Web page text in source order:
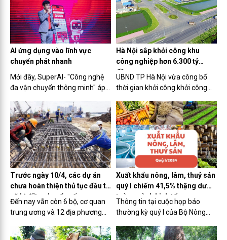
Trung Quốc và phương Tây đã
làm giảm nhu cầu.
nhà đầu tư giảm dần.
AI ứng dụng vào lĩnh vực
chuyển phát nhanh
Mới đây, SuperAI- "Công nghệ
đa vận chuyển thông minh" áp
và phân tích thông tin trên cơ
sở dữ liệu của các đơn vị chuyển
phát nhanh trong nền tảng và
đặc thù của từng đơn...
Hà Nội sắp khởi công khu
công nghiệp hơn 6.300 tỷ
đồng
UBND TP Hà Nội vừa công bố
thời gian khởi công khởi công
kết cấu hạ tầng khu công
nghiệp Đông Anh, dự án có tổng
vốn hơn 6.300 tỷ đồng.
Trước ngày 10/4, các dự án
chưa hoàn thiện thủ tục đầu tư
sẽ bị điều chuyển vốn
Đến nay vẫn còn 6 bộ, cơ quan
trung ương và 12 địa phương
đầu tư theo quy định, gồm: Văn
Xuất khẩu nông, lâm, thuỷ sản
quý I chiếm 41,5% thặng dư
toàn ngành kinh tế
Thông tin tại cuộc họp báo
thường kỳ quý I của Bộ Nông
chiều 1/4 tại Hà Nội, Thứ trưởng